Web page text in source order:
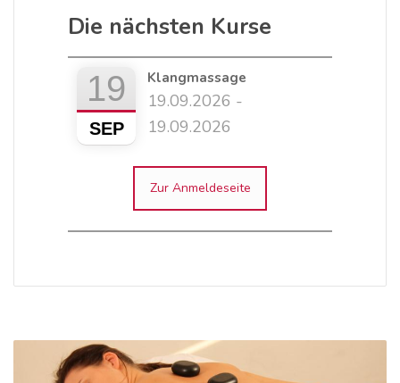
Die nächsten Kurse
19
SEP
Klangmassage
19.09.2026 -
19.09.2026
Zur Anmeldeseite